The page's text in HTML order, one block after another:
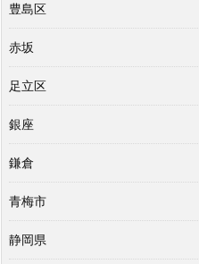
豊島区
赤坂
足立区
銀座
鎌倉
青梅市
静岡県